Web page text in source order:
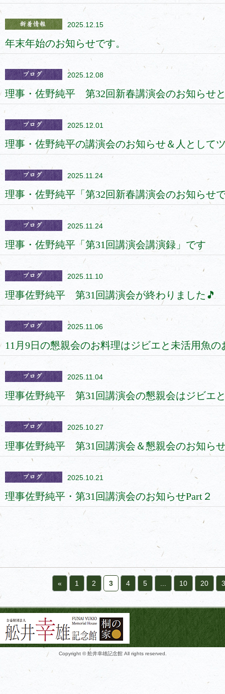
2025.12.15
年末年始のお知らせです。
2025.12.08
理事・佐野純平 第32回新春講演会のお知らせ
2025.12.01
理事・佐野純平の講演会のお知らせ＆人として
2025.11.24
理事・佐野純平「第32回新春講演会のお知らせ
2025.11.24
理事・佐野純平「第31回講演会講演録」です
2025.11.10
理事佐野純平 第31回講演会が終わりました🎵
2025.11.06
11月9日の懇親会のお料理はジビエと未活用魚の
2025.11.04
理事佐野純平 第31回講演会の懇親会はジビエ
2025.10.27
理事佐野純平 第31回講演会＆懇親会のお知ら
2025.10.21
理事佐野純平・第31回講演会のお知らせPart２
« 1 2 3 4 5 10 20
Copyright © 舩井幸雄記念館 All rights reserved.